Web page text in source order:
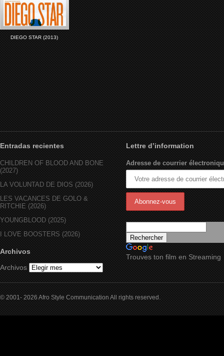
DIEGO STAR (2013)
Entradas recientes
CHILDREN OF BLOOD AND BONE
(2027)
LA VOLUNTAD DE DIOS (2026)
LES VACANCES DE GOLO &
RITCHIE (2026)
YOUNGBLOOD (2025)
I LOVE BOOSTERS (2026)
Archivos
Archivos
Lettre d’information
Adresse de courrier
Trouves ton film en Streaming
© 2001- 2026 Afro Style Communication All rights reserved.